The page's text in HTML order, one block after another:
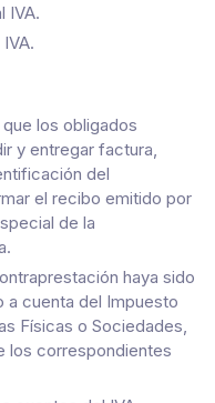
IVA.
los obligados
y entregar factura,
del
el recibo emitido por
de la
haya sido
cuenta del Impuesto
Físicas o Sociedades,
los correspondientes